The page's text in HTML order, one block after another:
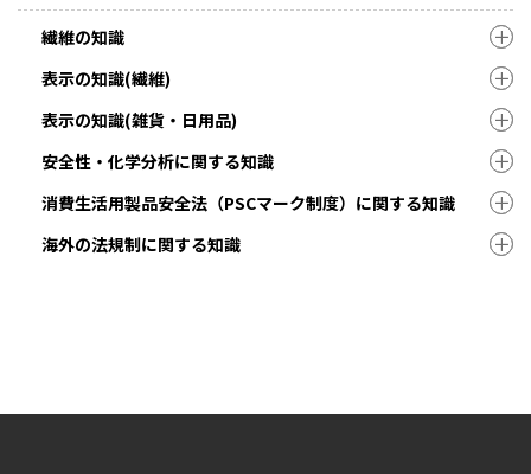
繊維の知識
表示の知識(繊維)
表示の知識(雑貨・日用品)
安全性・化学分析に関する知識
消費生活用製品安全法（PSCマーク制度）に関する知識
海外の法規制に関する知識